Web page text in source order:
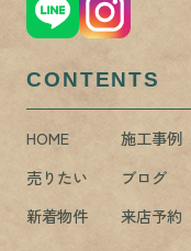
CONTENTS
HOME 施工事例
売りたい
ブログ
新着物件
来店予約